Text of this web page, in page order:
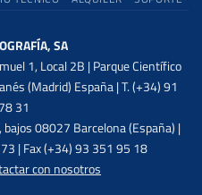
SA
1, Local 2B | Parque Científico
(Madrid) España | T. (+34) 91
31
08027 Barcelona (España) |
| Fax (+34) 93 351 95 18
con nosotros